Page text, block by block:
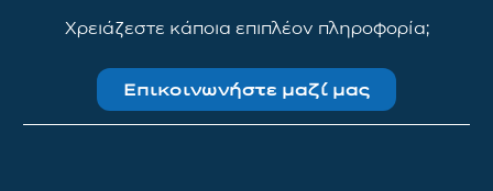
Χρειάζεστε κάποια επιπλέον πληροφορία;
Επικοινωνήστε μαζί μας